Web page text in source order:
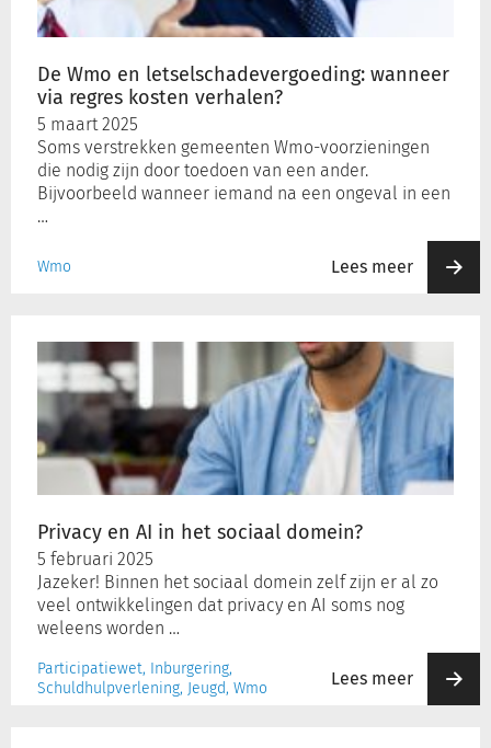
De Wmo en letselschadevergoeding: wanneer
via regres kosten verhalen?
5 maart 2025
Soms verstrekken gemeenten Wmo-voorzieningen
die nodig zijn door toedoen van een ander.
Bijvoorbeeld wanneer iemand na een ongeval in een
…
Wmo Lees meer
regres
kosten
verhalen?
Privacy en AI in het sociaal domein?
5 februari 2025
Jazeker! Binnen het sociaal domein zelf zijn er al zo
veel ontwikkelingen dat privacy en AI soms nog
weleens worden …
Participatiewet, Inburgering,
Schuldhulpverlening, Jeugd, Wmo
Lees meer
het
sociaal